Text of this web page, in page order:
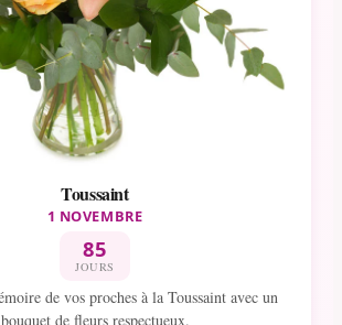
Toussaint
1 NOVEMBRE
85
JOURS
de vos proches à la Toussaint avec un
bouquet de fleurs respectueux.